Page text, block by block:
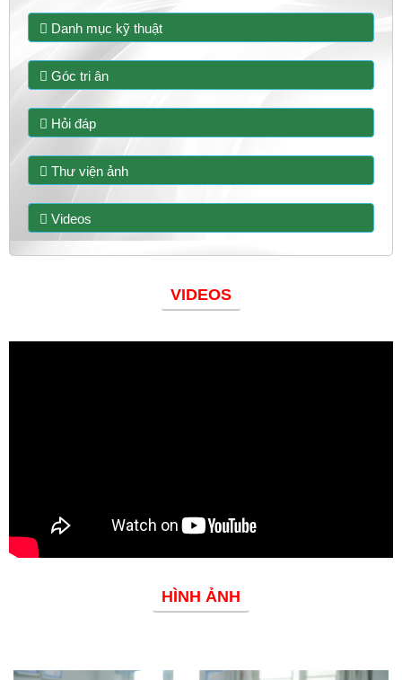
Danh mục kỹ thuật
Góc tri ân
Hỏi đáp
Thư viện ảnh
Videos
VIDEOS
HÌNH ẢNH